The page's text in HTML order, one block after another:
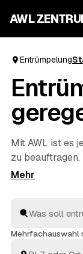
AWL
Entrümpelung
Mit AWL ist es
zu
raus soll, und
– die Profis
fachgerecht. So
Mehrfachauswahl